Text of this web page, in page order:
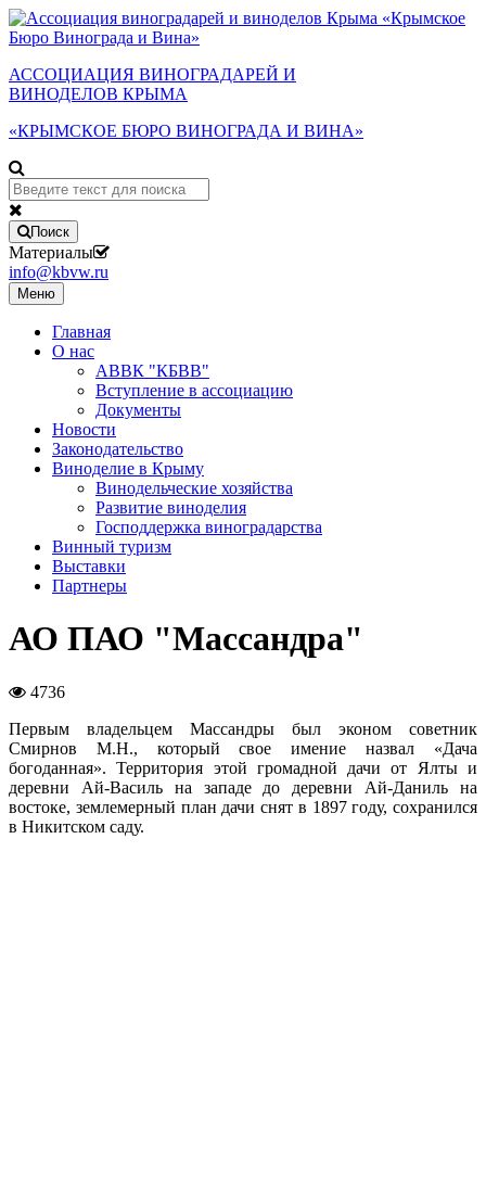
АССОЦИАЦИЯ ВИНОГРАДАРЕЙ И
ВИНОДЕЛОВ КРЫМА
«КРЫМСКОЕ БЮРО ВИНОГРАДА И ВИНА»
Поиск
Материалы
info@kbvw.ru
Меню
Главная
О нас
АВВК "КБВВ"
Вступление в ассоциацию
Документы
Новости
Законодательство
Виноделие в Крыму
Винодельческие хозяйства
Развитие виноделия
Господдержка виноградарства
Винный туризм
Выставки
Партнеры
АО ПАО "Массандра"
4736
Первым владельцем Массандры был эконом советник
Смирнов М.Н., который свое имение назвал «Дача
богоданная». Территория этой громадной дачи от Ялты и
деревни Ай-Василь на западе до деревни Ай-Даниль на
востоке, землемерный план дачи снят в 1897 году, сохранился
в Никитском саду.